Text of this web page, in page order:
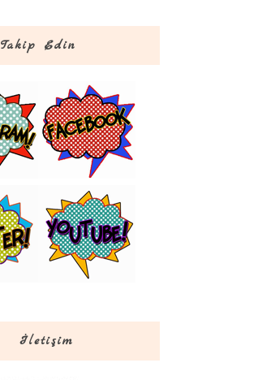
Takip Edin
İletişim